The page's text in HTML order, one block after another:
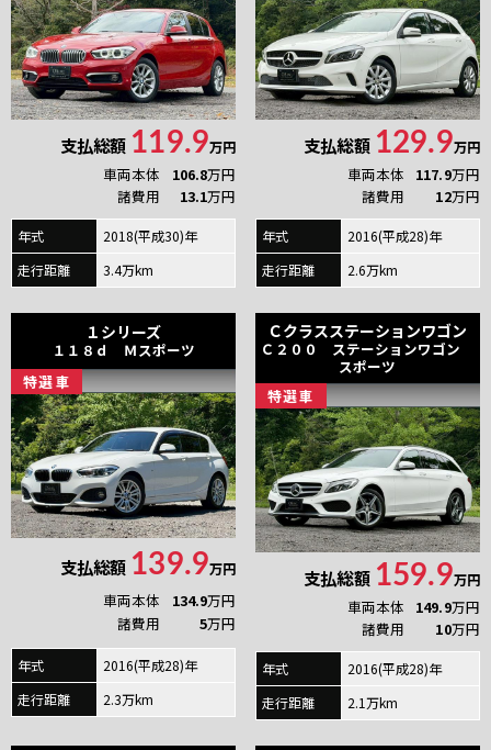
支払総額 119.9万円
車両本体 106.8万円
諸費用
13.1万円
年式
2018(平成30)年
走行距離
3.4万km
支払総額 129.9万円
車両本体 117.9万円
諸費用
12万円
年式
2016(平成28)年
走行距離
2.6万km
１シリーズ
１１８ｄ Ｍスポーツ
特選 車
支払総額 139.9万円
車両本体 134.9万円
諸費用
5万円
年式
2016(平成28)年
走行距離
2.3万km
Ｃクラスステーションワゴン
Ｃ２００ ステーションワゴン
スポーツ
特選 車
支払総額 159.9万円
車両本体 149.9万円
諸費用
10万円
年式
2016(平成28)年
走行距離
2.1万km